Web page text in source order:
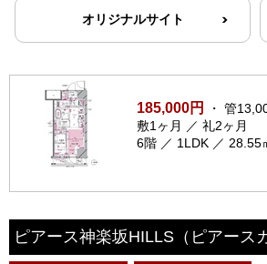
オリジナルサイト
185,000円
・ 管
敷1ヶ月 ／ 礼2ヶ月
6階 ／ 1LDK ／ 28.55
ピアース神楽坂HILLS （ピアース